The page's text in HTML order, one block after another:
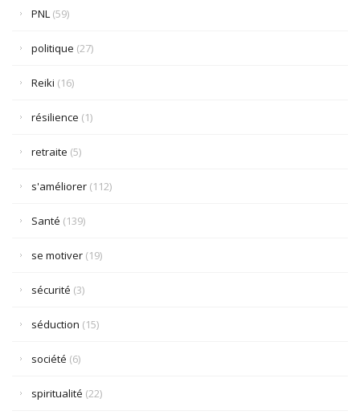
PNL (59)
politique (27)
Reiki (16)
résilience (1)
retraite (5)
s'améliorer (112)
Santé (139)
se motiver (19)
sécurité (3)
séduction (15)
société (6)
spiritualité (22)